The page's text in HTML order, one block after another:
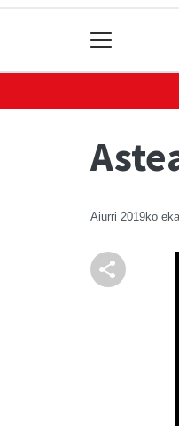
Aiurri 2019ko